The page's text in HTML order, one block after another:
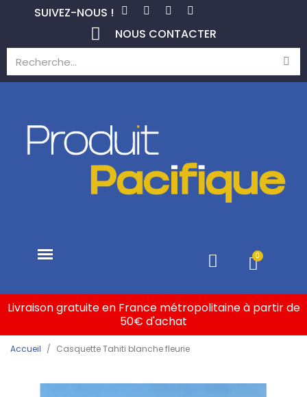
SUIVEZ-NOUS !
NOUS CONTACTER
Livraison gratuite en France métropolitaine à partir de
50€ d'achat
Accueil Casquette Tahiti blanche fleurie